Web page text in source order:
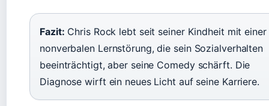
Fazit: Chris Rock lebt seit seiner Kindheit mit einer
nonverbalen Lernstörung, die sein Sozialverhalten
beeinträchtigt, aber seine Comedy schärft. Die
Diagnose wirft ein neues Licht auf seine Karriere.